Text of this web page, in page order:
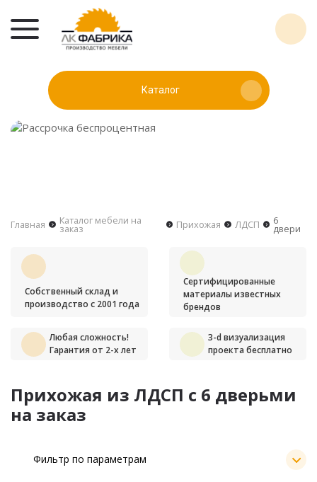
Каталог
Главная Каталог мебели на
заказ Прихожая ЛДСП 6
двери
Собственный склад и
производство с 2001 года
Сертифицированные
материалы известных
брендов
Любая сложность!
Гарантия от 2-х лет
3-d визуализация
проекта бесплатно
Прихожая из ЛДСП с 6 дверьми
на заказ
Фильтр по параметрам